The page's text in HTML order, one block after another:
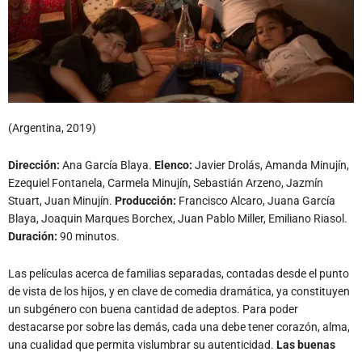
(Argentina, 2019)
Dirección: Ana García Blaya. Elenco: Javier Drolás, Amanda Minujín,
Ezequiel Fontanela, Carmela Minujín, Sebastián Arzeno, Jazmín
Stuart, Juan Minujín. Producción: Francisco Alcaro, Juana García
Blaya, Joaquin Marques Borchex, Juan Pablo Miller, Emiliano Riasol.
Duración: 90 minutos.
Las películas acerca de familias separadas, contadas desde el punto
de vista de los hijos, y en clave de comedia dramática, ya constituyen
un subgénero con buena cantidad de adeptos. Para poder
destacarse por sobre las demás, cada una debe tener corazón, alma,
una cualidad que permita vislumbrar su autenticidad. Las buenas